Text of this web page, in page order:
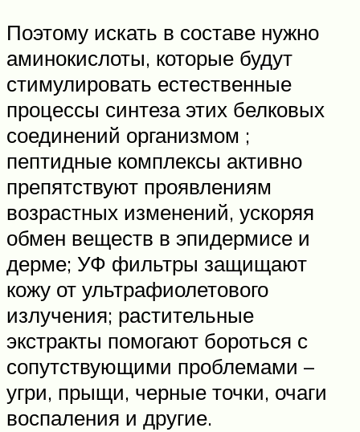
Поэтому искать в составе нужно
аминокислоты, которые будут
стимулировать естественные
процессы синтеза этих белковых
соединений организмом ;
пептидные комплексы активно
препятствуют проявлениям
возрастных изменений, ускоряя
обмен веществ в эпидермисе и
дерме; УФ фильтры защищают
кожу от ультрафиолетового
излучения; растительные
экстракты помогают бороться с
сопутствующими проблемами –
угри, прыщи, черные точки, очаги
воспаления и другие.